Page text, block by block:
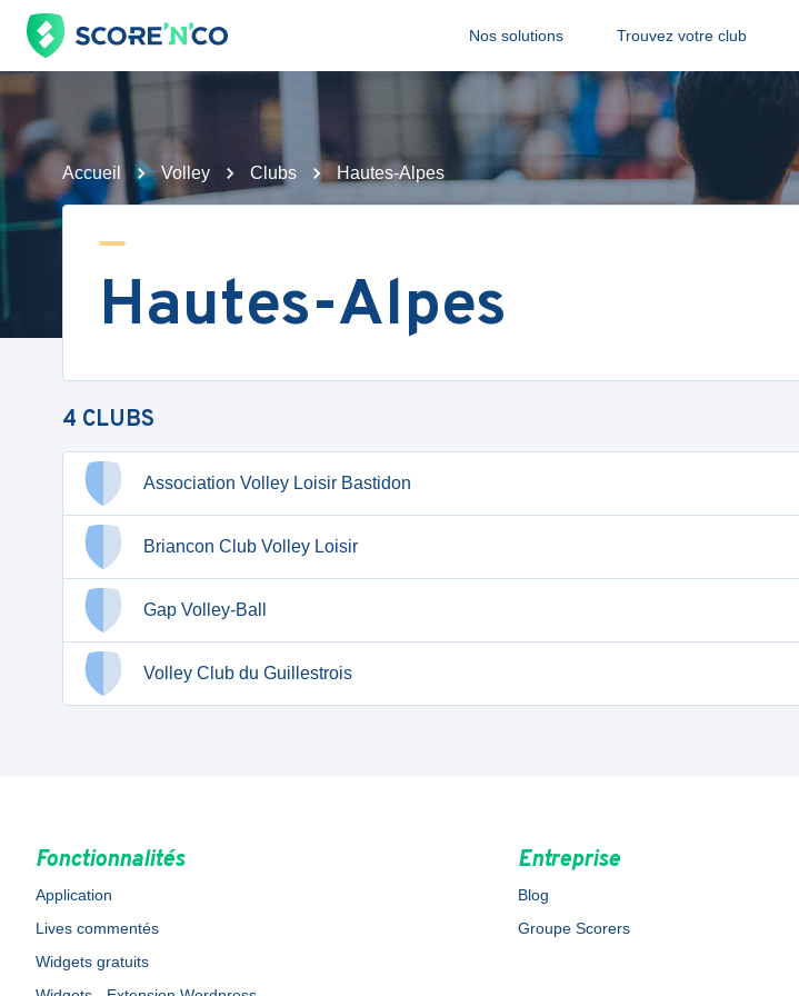
Nos solutions Trouvez votre club
Accueil Volley Clubs Hautes-Alpes
Hautes-Alpes
4 CLUBS
Association Volley Loisir Bastidon
Briancon Club Volley Loisir
Gap Volley-Ball
Volley Club du Guillestrois
Fonctionnalités
Application
Lives commentés
Widgets gratuits
Entreprise
Blog
Groupe Scorers